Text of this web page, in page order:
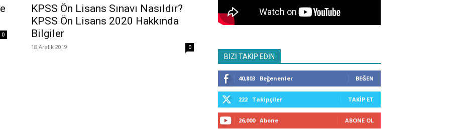
0
KPSS Ön Lisans Sınavı Nasıldır?
KPSS Ön Lisans 2020 Hakkında
Bilgiler
18 Aralık 2019 0
BİZİ TAKİP EDİN
40,803 Beğenenler BEĞEN
222 Takipçiler TAKIP ET
26,000 Abone ABONE OL